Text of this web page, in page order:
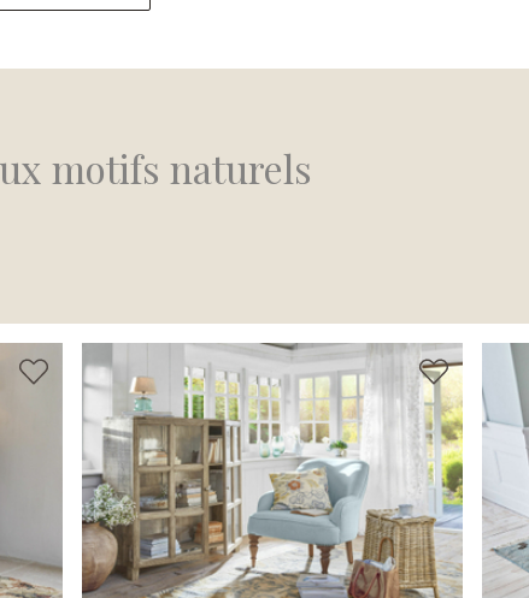
19,95 €
motifs naturels